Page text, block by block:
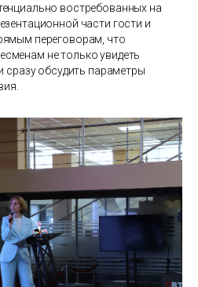
востребованных на
части гости и
переговорам, что
не только увидеть
сразу обсудить параметры